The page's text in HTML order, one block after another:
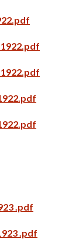
1922.pdf
1922.pdf
.pdf
.pdf